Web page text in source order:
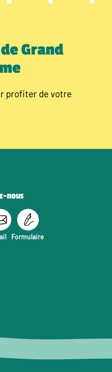
Grand
profiter de votre
nous
Formulaire